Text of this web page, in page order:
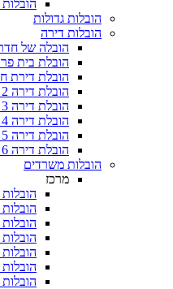
הובלות גדולות
הובלות דירה
הובלה של
הובלת בית
הובלת דירת
הובלת דירה 2 חדרים
הובלת דירה 3 חדרים
הובלת דירה 4 חדרים
הובלת דירה 5 חדרים
הובלת דירה 6 חדרים
הובלות משרדים
מרכז